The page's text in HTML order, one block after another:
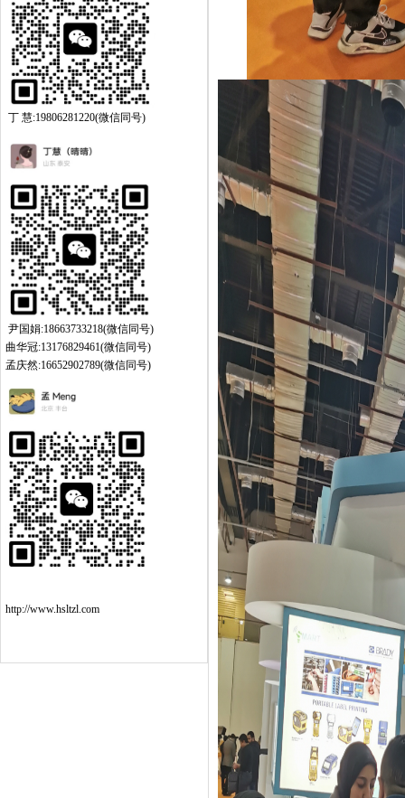
丁 慧:19806281220(微信同号)
尹国娟:18663733218(微信同号)
曲华冠:13176829461(微信同号)
孟庆然:16652902789(微信同号)
http://www.hsltzl.com